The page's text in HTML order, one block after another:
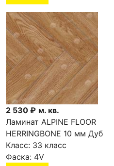
2 530 ₽ м. кв.
Ламинат ALPINE FLOOR
HERRINGBONE 10 мм Дуб
Умбрия LF107-11
Класс: 33 класс
Фаска: 4V